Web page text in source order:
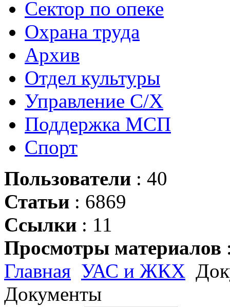
Сектор по опеке
Охрана труда
Архив
Отдел культуры
Управление С/Х
Поддержка МСП
Спорт
Пользователи : 40
Статьи : 6869
Ссылки : 11
Просмотры материалов
Главная УАС и ЖКХ
Документы